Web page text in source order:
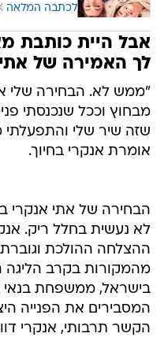
לכתבה המלאה
אבל היית כותבת
לך האמירה של
"ממש לא. הבחירה שלי
מבחוץ וככל שנכנסתי
שזה שיר שלי
אומרת אנקרי בחיוך.
הבחירה של אתי אנקרי
לא נעשית בחלל ריק.
ההצלחה ההולכת
מהמקורות בקרב הליגה
בישראל, ממשפחת בנאי
המסבירים את הפנייה
הקשר תרבותי, אנקרי